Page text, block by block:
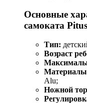
Основные
самоката
Тип:
Возраст
Alu;
Ножной